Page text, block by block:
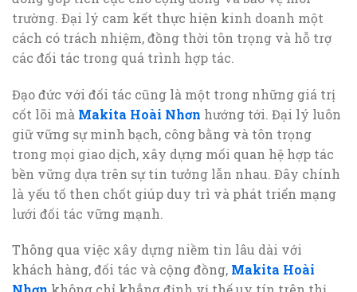
trường. Đại lý cam kết thực hiện kinh doanh một
cách có trách nhiệm, đồng thời tôn trọng và hỗ trợ
các đối tác trong quá trình hợp tác.
Đạo đức với đối tác cũng là một trong những giá trị
cốt lõi mà Makita Hoài Nhơn hướng tới. Đại lý luôn
giữ vững sự minh bạch, công bằng và tôn trọng
trong mọi giao dịch, xây dựng mối quan hệ hợp tác
bền vững dựa trên sự tin tưởng lẫn nhau. Đây chính
là yếu tố then chốt giúp duy trì và phát triển mạng
lưới đối tác vững mạnh.
Thông qua việc xây dựng niềm tin lâu dài với
khách hàng, đối tác và cộng đồng, Makita Hoài